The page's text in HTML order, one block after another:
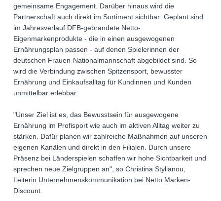
gemeinsame Engagement. Darüber hinaus wird die
Partnerschaft auch direkt im Sortiment sichtbar: Geplant sind
im Jahresverlauf DFB-gebrandete Netto-
Eigenmarkenprodukte - die in einen ausgewogenen
Ernährungsplan passen - auf denen Spielerinnen der
deutschen Frauen-Nationalmannschaft abgebildet sind. So
wird die Verbindung zwischen Spitzensport, bewusster
Ernährung und Einkaufsalltag für Kundinnen und Kunden
unmittelbar erlebbar.
"Unser Ziel ist es, das Bewusstsein für ausgewogene
Ernährung im Profisport wie auch im aktiven Alltag weiter zu
stärken. Dafür planen wir zahlreiche Maßnahmen auf unseren
eigenen Kanälen und direkt in den Filialen. Durch unsere
Präsenz bei Länderspielen schaffen wir hohe Sichtbarkeit und
sprechen neue Zielgruppen an", so Christina Stylianou,
Leiterin Unternehmenskommunikation bei Netto Marken-
Discount.